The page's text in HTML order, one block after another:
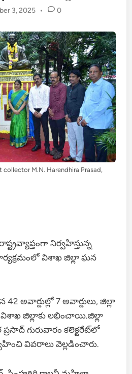
3, 2025 • 0
M.N. Harendhira Prasad,
నిర్వహిస్తున్న
కార్యక్రమంలో విశాఖ జిల్లా ఘన
అవార్డుల్లో 7 అవార్డులు, జిల్లా
జిల్లాకు లభించాయి.జిల్లా
ప్రసాద్ గురువారం కలెక్టరేట్‌లో
వివరాలు వెల్లడించారు.